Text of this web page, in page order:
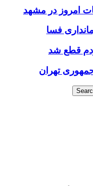
امروز در مشهد
قطع شد
تهران